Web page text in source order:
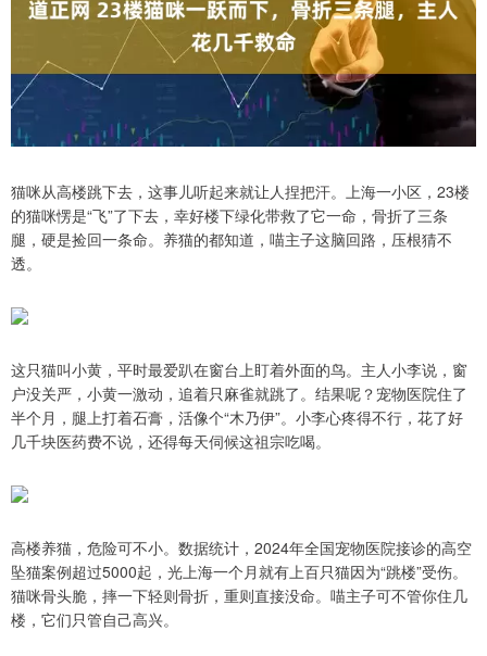
猫咪从高楼跳下去，这事儿听起来就让人捏把汗。上海一小区，23楼
的猫咪愣是“飞”了下去，幸好楼下绿化带救了它一命，骨折了三条
腿，硬是捡回一条命。养猫的都知道，喵主子这脑回路，压根猜不
透。
这只猫叫小黄，平时最爱趴在窗台上盯着外面的鸟。主人小李说，窗
户没关严，小黄一激动，追着只麻雀就跳了。结果呢？宠物医院住了
半个月，腿上打着石膏，活像个“木乃伊”。小李心疼得不行，花了好
几千块医药费不说，还得每天伺候这祖宗吃喝。
高楼养猫，危险可不小。数据统计，2024年全国宠物医院接诊的高空
坠猫案例超过5000起，光上海一个月就有上百只猫因为“跳楼”受伤。
猫咪骨头脆，摔一下轻则骨折，重则直接没命。喵主子可不管你住几
楼，它们只管自己高兴。